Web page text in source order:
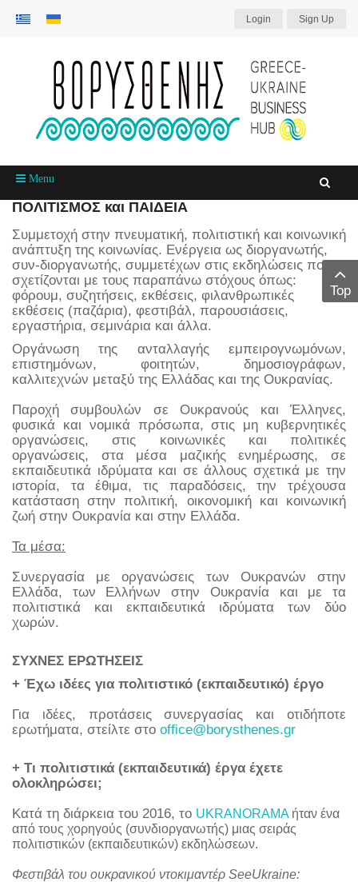
Login Sign Up
Menu
ΠΟΛΙΤΙΣΜΟΣ και ΠΑΙΔΕΙΑ
Συμμετοχή στην πνευματική, πολιτιστική και κοινωνική
ανάπτυξη της κοινωνίας. Ενέργεια ως διοργανωτής,
συν-διοργανωτής, συμμετέχων στις εκδηλώσεις που
σχετίζονται με τους παραπάνω στόχους όπως:
φόρουμ, συζητήσεις, εκθέσεις, φιλανθρωπικές
εκθέσεις (παζάρια), φεστιβάλ, παρουσιάσεις,
εργαστήρια, σεμινάρια και άλλα.
Οργάνωση της ανταλλαγής εμπειρογνωμόνων,
επιστημόνων, φοιτητών, δημοσιογράφων,
καλλιτεχνών μεταξύ της Ελλάδας και της Ουκρανίας.
Παροχή συμβουλών σε Ουκρανούς και Έλληνες,
φυσικά και νομικά πρόσωπα, στις μη κυβερνητικές
οργανώσεις, στις κοινωνικές και πολιτικές
οργανώσεις, στα μέσα μαζικής ενημέρωσης, σε
εκπαιδευτικά ιδρύματα και σε άλλους σχετικά με την
ιστορία, τα έθιμα, τις παραδόσεις, την τρέχουσα
κατάσταση στην πολιτική, οικονομική και κοινωνική
ζωή στην Ουκρανία και στην Ελλάδα.
Τα μέσα:
Συνεργασία με οργανώσεις των Ουκρανών στην
Ελλάδα, των Ελλήνων στην Ουκρανία και με τα
πολιτιστικά και εκπαιδευτικά ιδρύματα των δύο
χωρών.
ΣΥΧΝΕΣ ΕΡΩΤΗΣΕΙΣ
+ Έχω ιδέες για πολιτιστικό (εκπαιδευτικό) έργο
Για ιδέες, προτάσεις συνεργασίας και οτιδήποτε
ερωτήματα, στείλτε στο office@borysthenes.gr
+ Τι πολιτιστικά (εκπαιδευτικά) έργα έχετε
ολοκληρώσει;
Κατά τη διάρκεια του 2016, το UKRANORAMAήταν ένα
από τους χορηγούς (συνδιοργανωτής) μιας σειράς
πολιτιστικών (εκπαιδευτικών) εκδηλώσεων.
Φεστιβάλ του ουκρανικού ντοκιμαντέρ SeeUkraine:
Top